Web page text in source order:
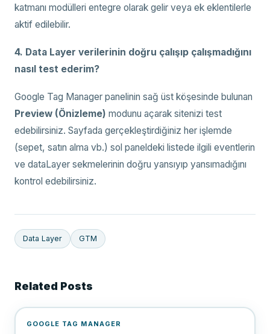
katmanı modülleri entegre olarak gelir veya ek eklentilerle
aktif edilebilir.
4. Data Layer verilerinin doğru çalışıp çalışmadığını
nasıl test ederim?
Google Tag Manager panelinin sağ üst köşesinde bulunan
Preview (Önizleme) modunu açarak sitenizi test
edebilirsiniz. Sayfada gerçekleştirdiğiniz her işlemde
(sepet, satın alma vb.) sol paneldeki listede ilgili eventlerin
ve dataLayer sekmelerinin doğru yansıyıp yansımadığını
kontrol edebilirsiniz.
Data Layer GTM
Related Posts
GOOGLE TAG MANAGER